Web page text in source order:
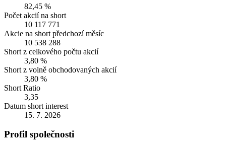
82,45 %
Počet akcií na short
10 117 771
Akcie na short předchozí měsíc
10 538 288
Short z celkového počtu akcií
3,80 %
Short z volně obchodovaných akcií
3,80 %
Short Ratio
3,35
Datum short interest
15. 7. 2026
Profil společnosti